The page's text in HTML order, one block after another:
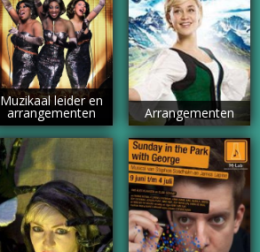
Muzikaal leider en
arrangementen Arrangementen